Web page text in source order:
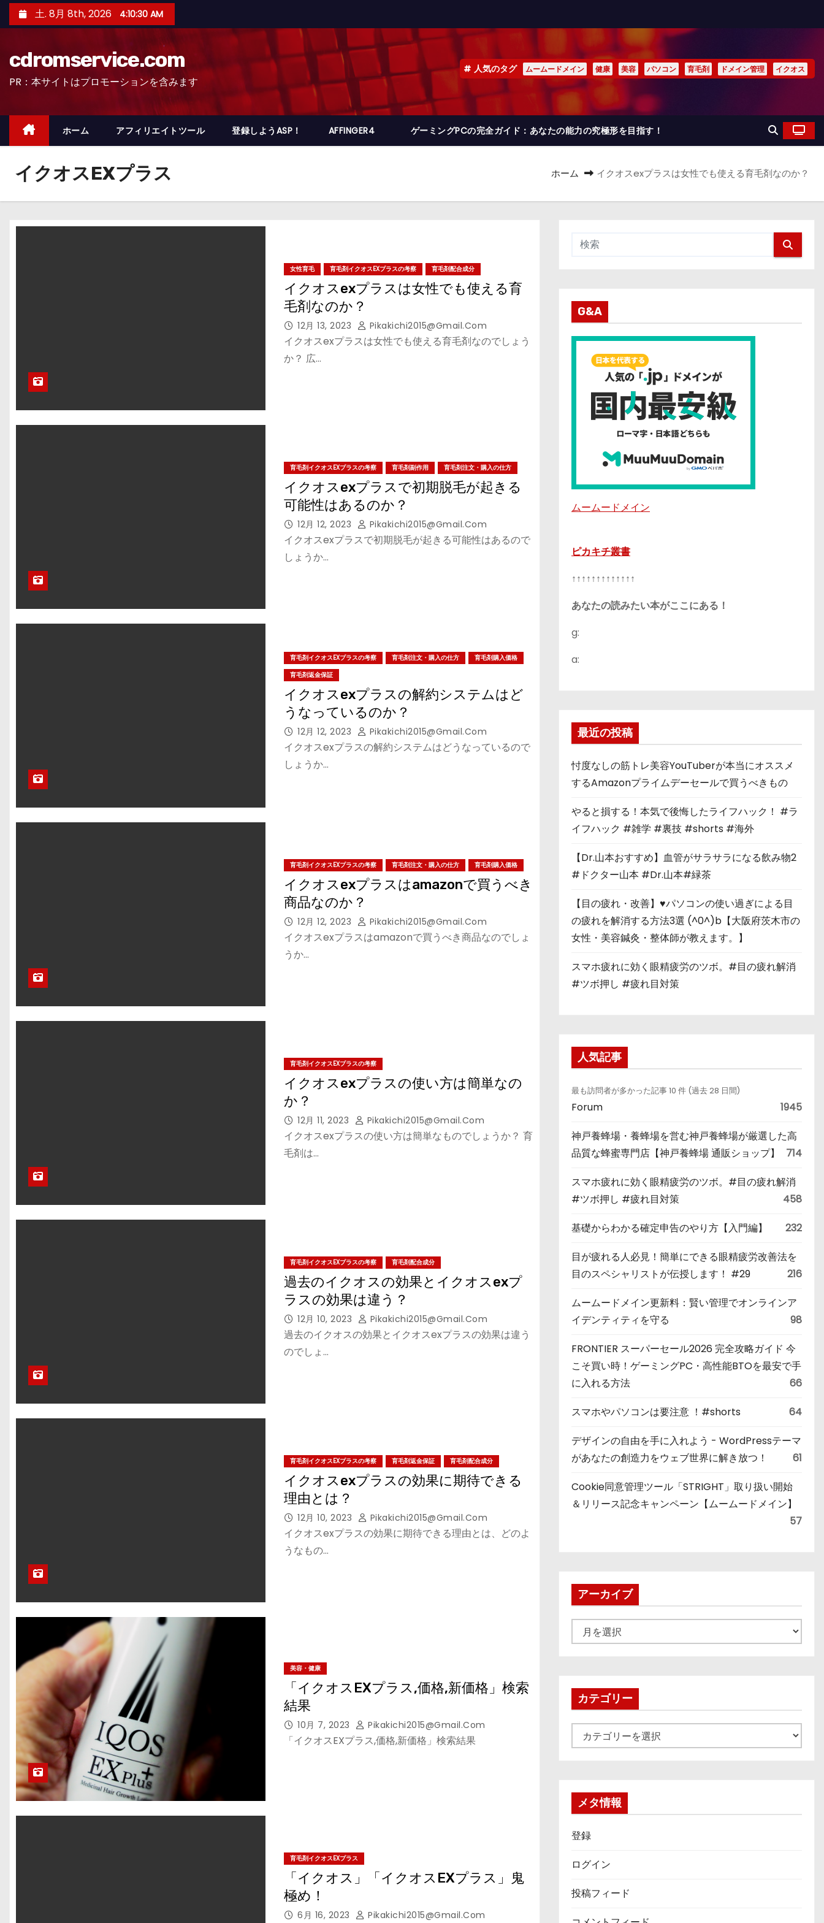
ン
ッ
土. 8月 8th, 2026 4:10:32 AM
cdromservice.com
PR：本サイトはプロモーションを含みます
人気のタグ ムームードメイン 健康 美容 パソコン 育毛剤 ドメイン管理 イクオス
ホーム アフィリエイトツール 登録しようASP！ AFFINGER4 ゲーミングPCの完全ガイド：あなたの能力の究極形を目指す！
イクオスEXプラス ホーム イクオスexプラスは女性でも使える育毛剤なのか？
女性育毛 育毛剤イクオスEXプラスの考察 育毛剤配合成分
イクオスexプラスは女性でも使える育
毛剤なのか？
12月 13, 2023 Pikakichi2015@gmail.com
イクオスexプラスは女性でも使える育毛剤なのでしょう
か？ 広…
育毛剤イクオスEXプラスの考察 育毛剤副作用 育毛剤注文・購入の仕方
イクオスexプラスで初期脱毛が起きる
可能性はあるのか？
12月 12, 2023 Pikakichi2015@gmail.com
イクオスexプラスで初期脱毛が起きる可能性はあるので
しょうか…
育毛剤イクオスEXプラスの考察 育毛剤注文・購入の仕方
育毛剤購入価格
育毛剤返金保証
イクオスexプラスの解約システムはど
うなっているのか？
12月 12, 2023 Pikakichi2015@gmail.com
イクオスexプラスの解約システムはどうなっているので
しょうか…
育毛剤イクオスEXプラスの考察 育毛剤注文・購入の仕方 育毛剤購入価格
イクオスexプラスはamazonで買うべき
商品なのか？
12月 12, 2023 Pikakichi2015@gmail.com
イクオスexプラスはamazonで買うべき商品なのでしょ
うか…
育毛剤イクオスEXプラスの考察
イクオスexプラスの使い方は簡単なの
か？
12月 11, 2023 Pikakichi2015@gmail.com
イクオスexプラスの使い方は簡単なものでしょうか？ 育
毛剤は…
育毛剤イクオスEXプラスの考察 育毛剤配合成分
過去のイクオスの効果とイクオスexプ
ラスの効果は違う？
12月 10, 2023 Pikakichi2015@gmail.com
過去のイクオスの効果とイクオスexプラスの効果は違う
のでしょ…
育毛剤イクオスEXプラスの考察 育毛剤返金保証 育毛剤配合成分
イクオスexプラスの効果に期待できる
理由とは？
12月 10, 2023 Pikakichi2015@gmail.com
イクオスexプラスの効果に期待できる理由とは、どのよ
うなもの…
美容・健康
「イクオスEXプラス,価格,新価格」検索
結果
10月 7, 2023 Pikakichi2015@gmail.com
「イクオスEXプラス,価格,新価格」検索結果
育毛剤イクオスEXプラス
「イクオス」「イクオスEXプラス」鬼
極め！
6月 16, 2023 Pikakichi2015@gmail.com
G&A
ムームードメイン
ピカキチ叢書
↑↑↑↑↑↑↑↑↑↑↑↑↑
あなたの読みたい本がここにある！
g:
a:
最近の投稿
忖度なしの筋トレ美容YouTuberが本当にオススメ
するAmazonプライムデーセールで買うべきもの
やると損する！本気で後悔したライフハック！ #ラ
イフハック #雑学 #裏技 #shorts #海外
【Dr.山本おすすめ】血管がサラサラになる飲み物2
#ドクター山本 #Dr.山本#緑茶
【目の疲れ・改善】♥パソコンの使い過ぎによる目
の疲れを解消する方法3選 (^0^)b【大阪府茨木市の
女性・美容鍼灸・整体師が教えます。】
スマホ疲れに効く眼精疲労のツボ。#目の疲れ解消
#ツボ押し #疲れ目対策
人気記事
最も訪問者が多かった記事 10 件 (過去 28 日間)
Forum 1945
神戸養蜂場・養蜂場を営む神戸養蜂場が厳選した高
品質な蜂蜜専門店【神戸養蜂場 通販ショップ】
714
スマホ疲れに効く眼精疲労のツボ。#目の疲れ解消
#ツボ押し #疲れ目対策
458
基礎からわかる確定申告のやり方【入門編】 232
目が疲れる人必見！簡単にできる眼精疲労改善法を
目のスペシャリストが伝授します！ #29
216
ムームードメイン更新料：賢い管理でオンラインア
イデンティティを守る
98
FRONTIER スーパーセール2026 完全攻略ガイド 今
こそ買い時！ゲーミングPC・高性能BTOを最安で手
に入れる方法
66
スマホやパソコンは要注意 ！#shorts 64
デザインの自由を手に入れよう - WordPressテーマ
があなたの創造力をウェブ世界に解き放つ！
61
Cookie同意管理ツール「STRIGHT」取り扱い開始
＆リリース記念キャンペーン【ムームードメイン】
57
アーカイブ
ー
ブカテゴリー
テ
メタ情報
登録
ログイン
投稿フィード